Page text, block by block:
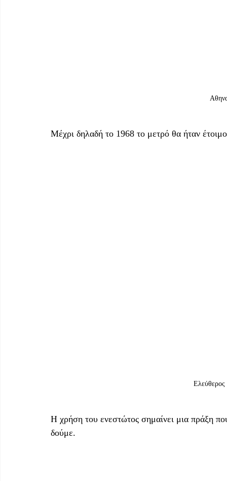
Μέχρι δηλαδή το 1968 το μετρό θα ήταν
Η χρήση του ενεστώτος σημαίνει μια πράξη
δούμε.